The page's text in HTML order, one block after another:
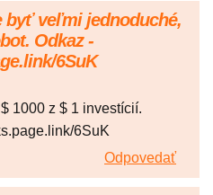
byť veľmi jednoduché,
Odkaz -
6SuK
1000 z $ 1 investícií.
6SuK
Odpovedať